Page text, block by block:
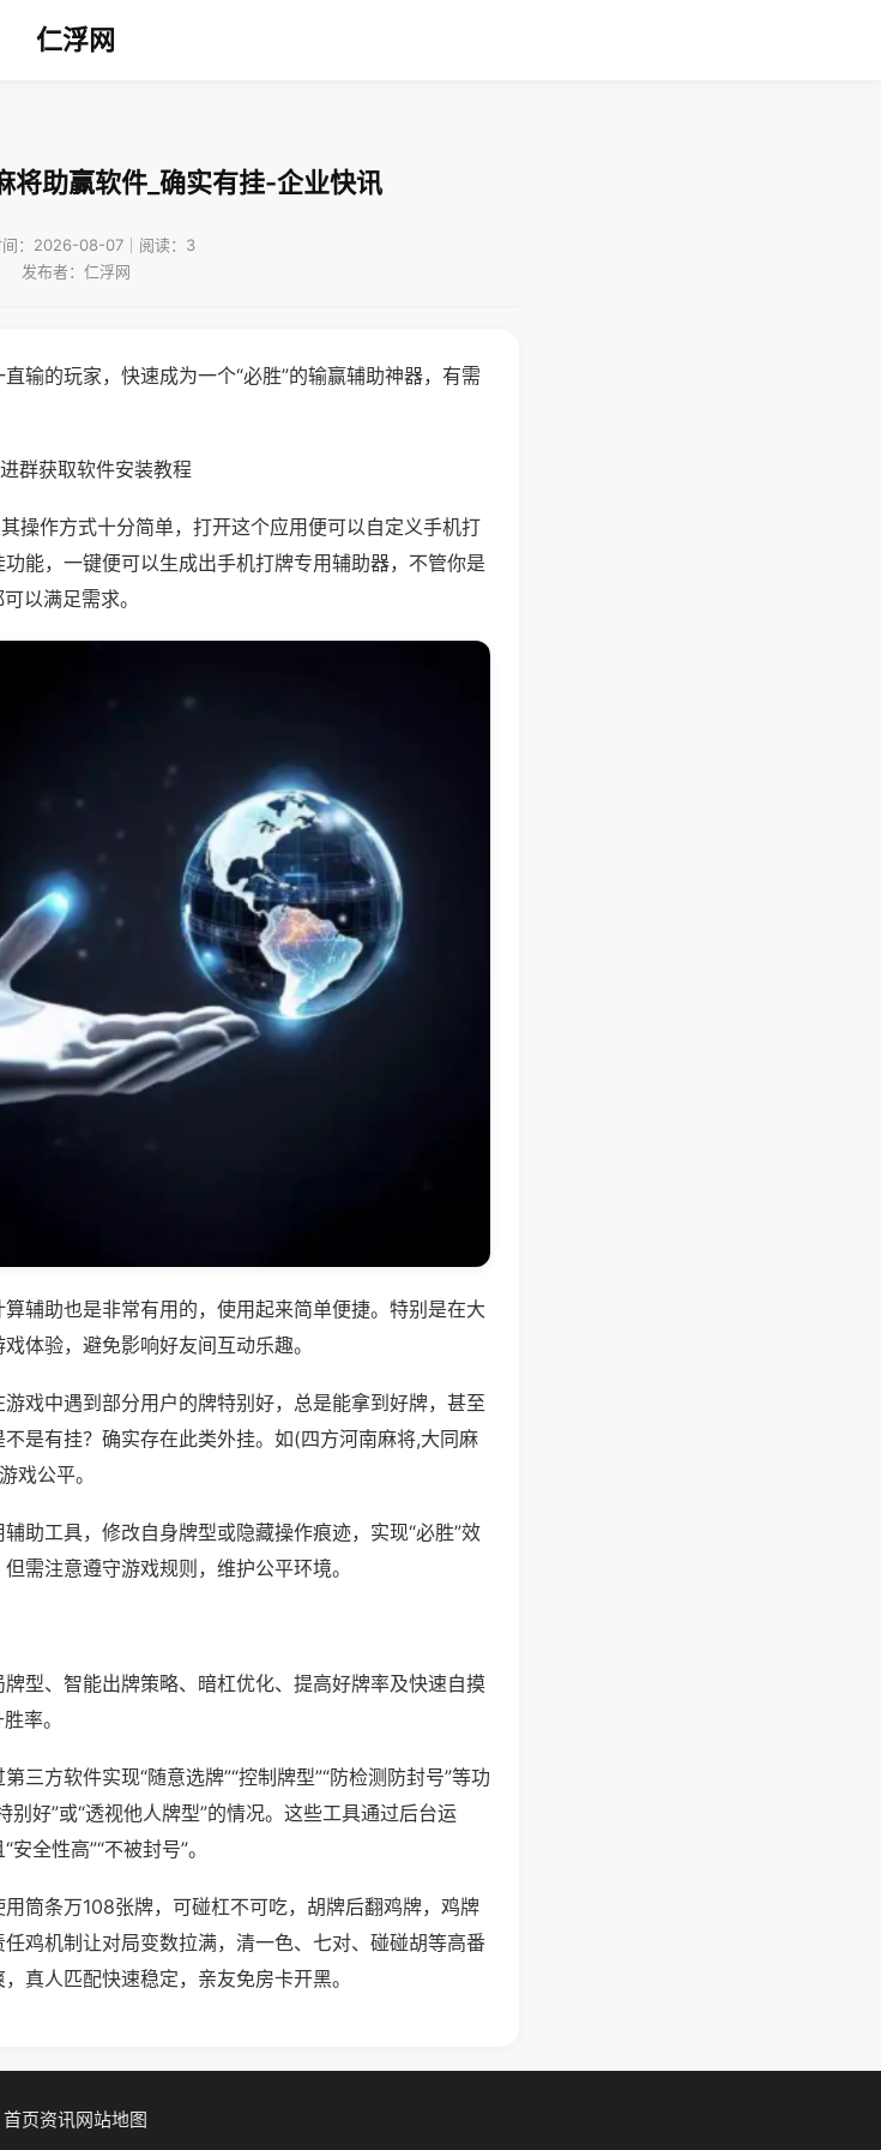
仁浮网
将助赢软件_确实有挂-企业快讯
间：2026-08-07｜阅读：3
发布者：仁浮网
输的玩家，快速成为一个“必胜”的输赢辅助神器，有需
群获取软件安装教程
操作方式十分简单，打开这个应用便可以自定义手机打
能，一键便可以生成出手机打牌专用辅助器，不管你是
以满足需求。
辅助也是非常有用的，使用起来简单便捷。特别是在大
体验，避免影响好友间互动乐趣。
戏中遇到部分用户的牌特别好，总是能拿到好牌，甚至
是有挂？确实存在此类外挂。如(四方河南麻将,大同麻
戏公平。
助工具，修改自身牌型或隐藏操作痕迹，实现“必胜”效
需注意遵守游戏规则，维护公平环境。
型、智能出牌策略、暗杠优化、提高好牌率及快速自摸
率。
三方软件实现“随意选牌”“控制牌型”“防检测防封号”等功
好”或“透视他人牌型”的情况。这些工具通过后台运
全性高”“不被封号”。
筒条万108张牌，可碰杠不可吃，胡牌后翻鸡牌，鸡牌
鸡机制让对局变数拉满，清一色、七对、碰碰胡等高番
真人匹配快速稳定，亲友免房卡开黑。
首页资讯网站地图